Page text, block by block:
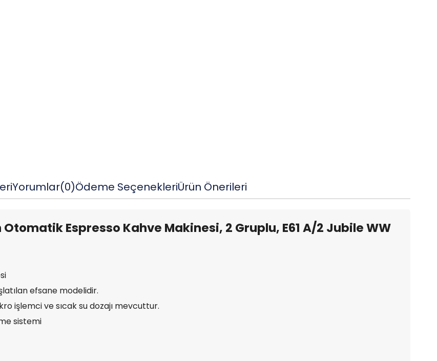
Yorumlar(0)Ödeme SeçenekleriÜrün Önerileri
Espresso Kahve Makinesi, 2 Gruplu, E61 A/2 Jubile WW
efsane modelidir.
işlemci ve sıcak su dozajı mevcuttur.
sistemi